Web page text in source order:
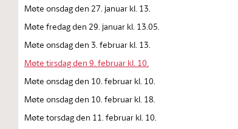
Møte onsdag den 27. januar kl. 13.
Møte fredag den 29. januar kl. 13.05.
Møte onsdag den 3. februar kl. 13.
Møte tirsdag den 9. februar kl. 10.
Møte onsdag den 10. februar kl. 10.
Møte onsdag den 10. februar kl. 18.
Møte torsdag den 11. februar kl. 10.